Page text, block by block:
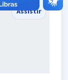
Assistir